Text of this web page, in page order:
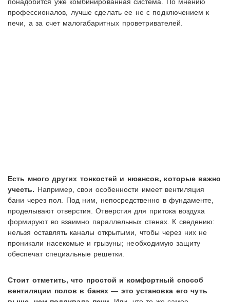
профессионалов, лучше сделать ее не с подключением к
печи, а за счет малогабаритных проветривателей.
Есть много других тонкостей и нюансов, которые важно
учесть. Например, свои особенности имеет вентиляция
бани через пол. Под ним, непосредственно в фундаменте,
проделывают отверстия. Отверстия для притока воздуха
формируют во взаимно параллельных стенах. К сведению:
нельзя оставлять каналы открытыми, чтобы через них не
проникали насекомые и грызуны; необходимую защиту
обеспечат специальные решетки.
Стоит отметить, что простой и комфортный способ
вентиляции полов в банях — это установка его чуть